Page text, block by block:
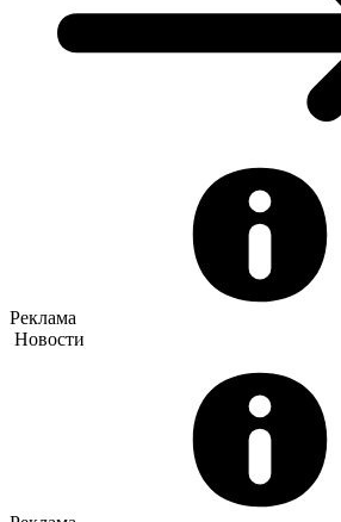
Реклама
Новости